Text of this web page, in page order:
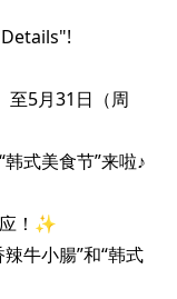
至5月31日（周
式美食节”来啦♪
！✨
牛小腸”和“韩式